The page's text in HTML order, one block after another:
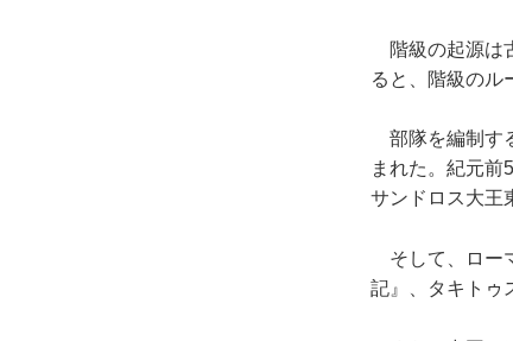
階級の起源は
ると、階級のル
部隊を編制す
まれた。紀元前
サンドロス大王
そして、ロー
記』、タキトゥ